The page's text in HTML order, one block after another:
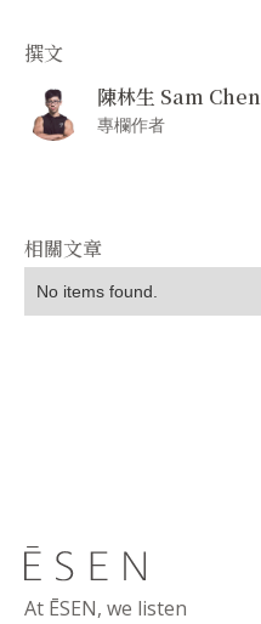
撰文
陳林生 Sam Chen
專欄作者
相關文章
No items found.
At ĒSEN, we listen